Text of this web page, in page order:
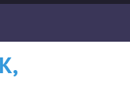
У